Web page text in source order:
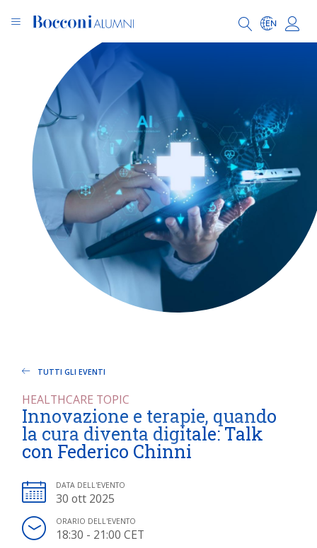
TUTTI GLI EVENTI
HEALTHCARE TOPIC
Innovazione e terapie, quando
la cura diventa digitale: Talk
con Federico Chinni
DATA DELL'EVENTO
30 ott 2025
ORARIO DELL'EVENTO
18:30 - 21:00 CET